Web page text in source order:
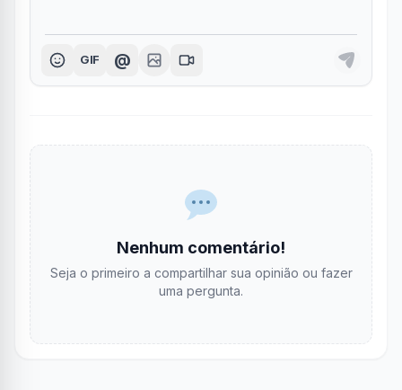
GIF @
Nenhum comentário!
Seja o primeiro a compartilhar sua opinião ou fazer
uma pergunta.